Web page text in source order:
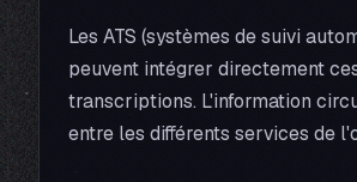
Les ATS (systèmes de suivi
peuvent intégrer directement
transcriptions. L'information
entre les différents services de